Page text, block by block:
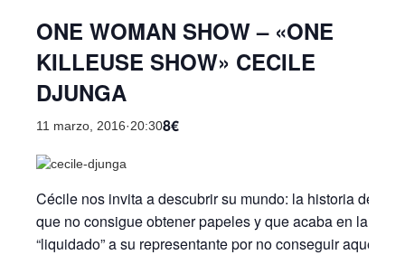
ONE WOMAN SHOW – «ONE
KILLEUSE SHOW» CECILE
DJUNGA
11 marzo, 2016·20:308€
Cécile nos invita a descubrir su mundo: la historia de
que no consigue obtener papeles y que acaba en la
“liquidado” a su representante por no conseguir aquello